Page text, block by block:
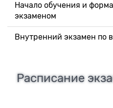
Начало обучения и
экзаменом
Внутренний экзамен по
Расписание